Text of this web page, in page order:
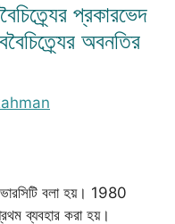
প্রকারভেদ
অবনতির
বলা হয়। 1980
ব্যবহার করা হয়।